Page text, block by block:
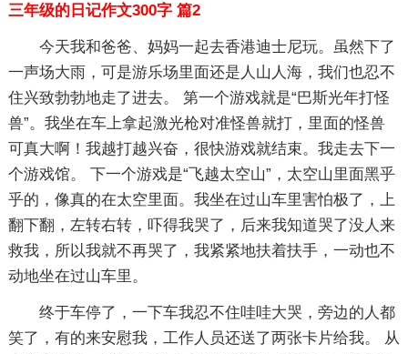
三年级的日记作文300字 篇2
今天我和爸爸、妈妈一起去香港迪士尼玩。虽然下了
一声场大雨，可是游乐场里面还是人山人海，我们也忍不
住兴致勃勃地走了进去。 第一个游戏就是“巴斯光年打怪
兽”。我坐在车上拿起激光枪对准怪兽就打，里面的怪兽
可真大啊！我越打越兴奋，很快游戏就结束。我走去下一
个游戏馆。 下一个游戏是“飞越太空山”，太空山里面黑乎
乎的，像真的在太空里面。我坐在过山车里害怕极了，上
翻下翻，左转右转，吓得我哭了，后来我知道哭了没人来
救我，所以我就不再哭了，我紧紧地扶着扶手，一动也不
动地坐在过山车里。
终于车停了，一下车我忍不住哇哇大哭，旁边的人都
笑了，有的来安慰我，工作人员还送了两张卡片给我。 从